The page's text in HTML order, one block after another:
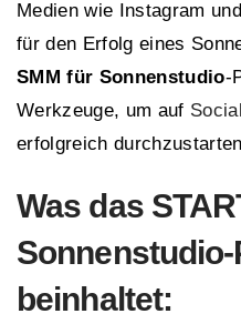
Medien wie Instagram
für den Erfolg eines
SMM für Sonnenstudio-
Werkzeuge, um auf
erfolgreich
Was das
beinhaltet: